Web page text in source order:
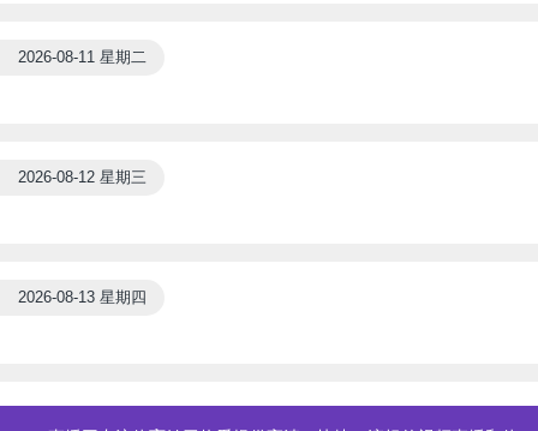
2026-08-11 星期二
2026-08-12 星期三
2026-08-13 星期四